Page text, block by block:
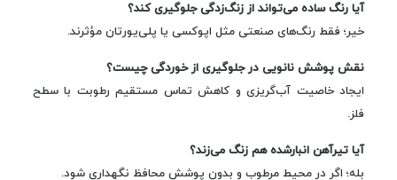
آیا رنگ ساده می‌تواند از زنگ‌زدگی جلوگیری کند؟
خیر؛ فقط رنگ‌های صنعتی مثل اپوکسی یا پلی‌یورتان مؤثرند.
نقش پوشش نانویی در جلوگیری از خوردگی چیست؟
ایجاد خاصیت آب‌گریزی و کاهش تماس مستقیم رطوبت با سطح
فلز.
آیا تیرآهن انبارشده هم زنگ می‌زند؟
بله؛ اگر در محیط مرطوب و بدون پوشش محافظ نگهداری شود.